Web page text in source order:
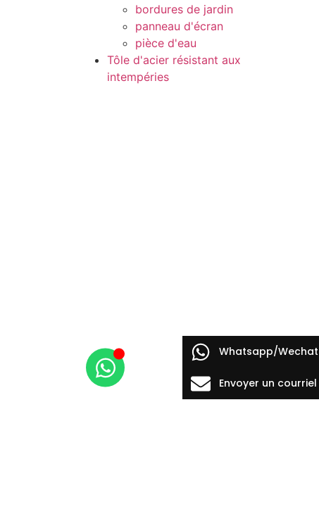
bordures de jardin
panneau d'écran
pièce d'eau
Tôle d'acier résistant aux
intempéries
Whatsapp/Wechat
Envoyer un courriel